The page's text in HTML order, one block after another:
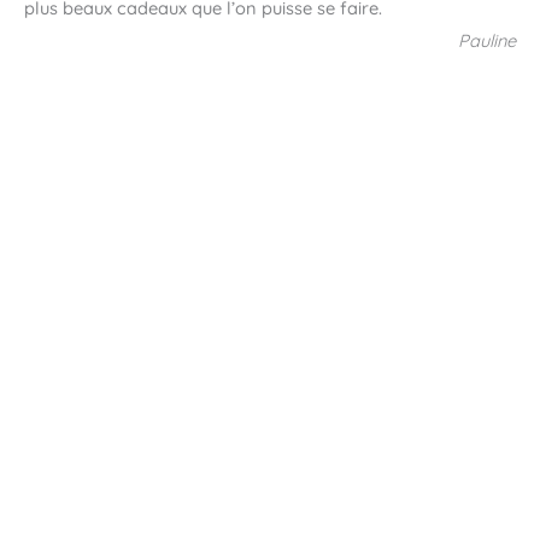
plus beaux cadeaux que l’on puisse se faire.
Pauline